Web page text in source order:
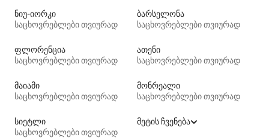
ნიუ-იორკი
საცხოვრებლები თვიურად
ბარსელონა
საცხოვრებლები თვიურად
ფლორენცია
საცხოვრებლები თვიურად
ათენი
საცხოვრებლები თვიურად
მაიამი
საცხოვრებლები თვიურად
მონრეალი
საცხოვრებლები თვიურად
სიეტლი
საცხოვრებლები თვიურად
მეტის ჩვენება